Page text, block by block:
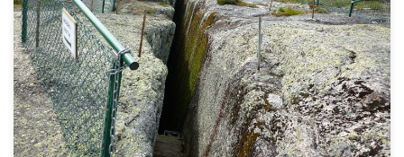
Gideå Här finns Nordens största urbergsgrotta med gångar och
salar med sammanlagd längd av 220 […]